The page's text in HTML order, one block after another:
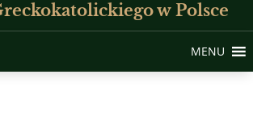
w Polsce
MENU